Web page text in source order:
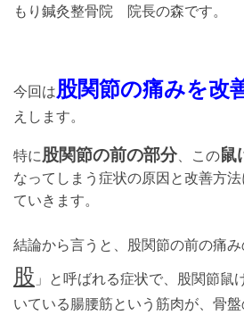
もり鍼灸整骨院 院長の森です。
今回は股関節の痛みを改
えします。
特に股関節の前の部分、この鼠
なってしまう症状の原因と改善方
ていきます。
結論から言うと、股関節の前の痛
股 」と呼ばれる症状で、股関節鼠
いている腸腰筋という筋肉が、骨